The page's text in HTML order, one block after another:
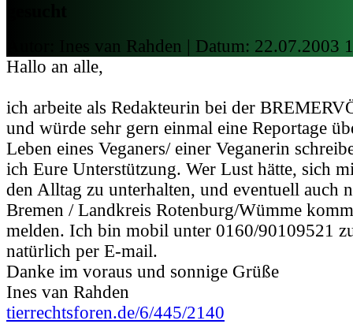
Autor: Ines van Rahden | Datum: 22.07.2003
Hallo an alle,
ich arbeite als Redakteurin bei der
und würde sehr gern einmal eine Reportage
Leben eines Veganers/ einer Veganerin
ich Eure Unterstützung. Wer Lust hätte, sich
den Alltag zu unterhalten, und eventuell auch
Bremen / Landkreis Rotenburg/Wümme
melden. Ich bin mobil unter 0160/90109521
natürlich per E-mail.
Danke im voraus und sonnige Grüße
Ines van Rahden
tierrechtsforen.de/6/445/2140